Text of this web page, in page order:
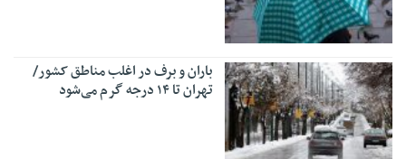
باران و برف در اغلب مناطق کشور/
تهران تا ۱۴ درجه گرم می‌شود